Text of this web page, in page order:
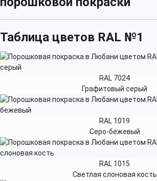
Таблица цветов RAL №1
RAL 7024
Графитовый серый
RAL 1019
Серо-бежевый
RAL 1015
Светлая слоновая кость